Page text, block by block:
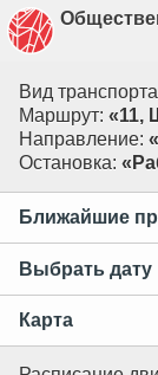
Вид
Маршрут: «11,
Направление:
Остановка:
Ближайшие
Выбрать дату
Карта